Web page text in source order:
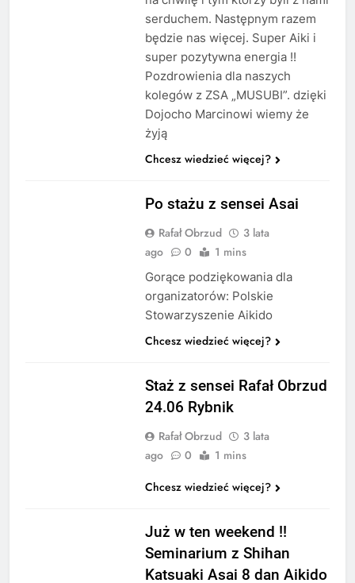
serduchem. Następnym razem
będzie nas więcej. Super Aiki i
super pozytywna energia !!
Pozdrowienia dla naszych
kolegów z ZSA „MUSUBI”. dzięki
Dojocho Marcinowi wiemy że
żyją
Chcesz wiedzieć więcej?
Po stażu z sensei Asai
Rafał Obrzud
3 lata
ago
0 1 mins
Gorące podziękowania dla
organizatorów: Polskie
Stowarzyszenie Aikido
Chcesz wiedzieć więcej?
Staż z sensei Rafał Obrzud
24.06 Rybnik
Rafał Obrzud
3 lata
ago
0
1 mins
Chcesz wiedzieć więcej?
Już w ten weekend !!
Seminarium z Shihan
Katsuaki Asai 8 dan Aikido